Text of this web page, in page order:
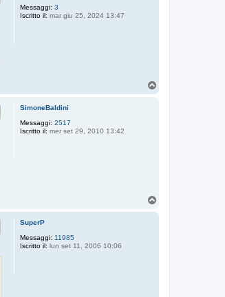
Messaggi: 3
Iscritto il: mar giu 25, 2024 13:47
SimoneBaldini
Messaggi: 2517
Iscritto il: mer set 29, 2010 13:42
SuperP
Messaggi: 11985
Iscritto il: lun set 11, 2006 10:06